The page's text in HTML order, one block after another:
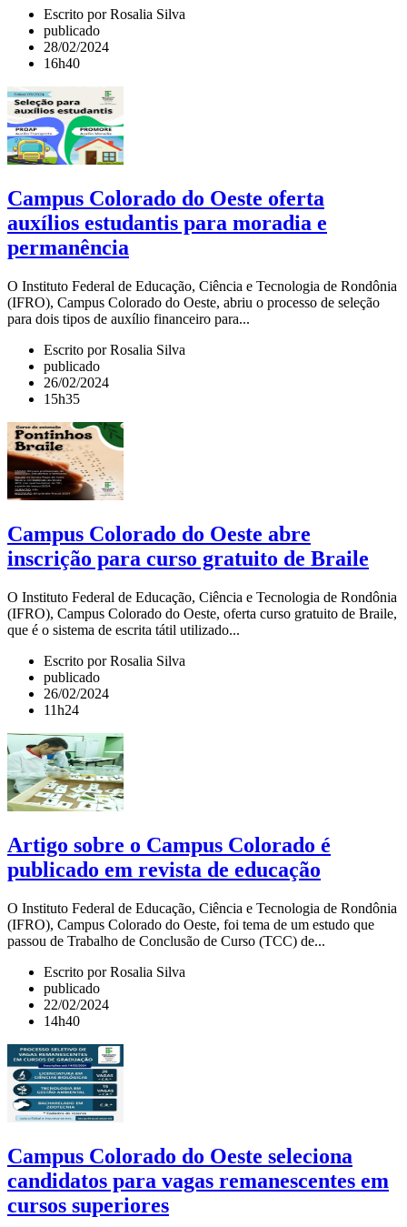
Escrito por Rosalia Silva
publicado
28/02/2024
16h40
Campus Colorado do Oeste oferta
auxílios estudantis para moradia e
permanência
O Instituto Federal de Educação, Ciência e Tecnologia de Rondônia
(IFRO), Campus Colorado do Oeste, abriu o processo de seleção
para dois tipos de auxílio financeiro para...
Escrito por Rosalia Silva
publicado
26/02/2024
15h35
Campus Colorado do Oeste abre
inscrição para curso gratuito de Braile
O Instituto Federal de Educação, Ciência e Tecnologia de Rondônia
(IFRO), Campus Colorado do Oeste, oferta curso gratuito de Braile,
que é o sistema de escrita tátil utilizado...
Escrito por Rosalia Silva
publicado
26/02/2024
11h24
Artigo sobre o Campus Colorado é
publicado em revista de educação
O Instituto Federal de Educação, Ciência e Tecnologia de Rondônia
(IFRO), Campus Colorado do Oeste, foi tema de um estudo que
passou de Trabalho de Conclusão de Curso (TCC) de...
Escrito por Rosalia Silva
publicado
22/02/2024
14h40
Campus Colorado do Oeste seleciona
candidatos para vagas remanescentes em
cursos superiores